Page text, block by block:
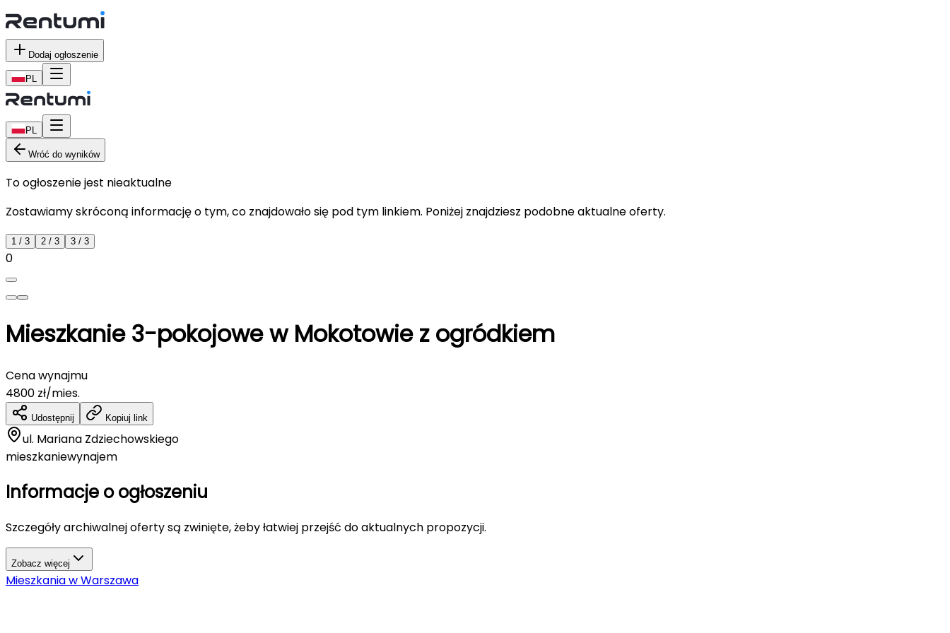
Dodaj ogłoszenie
PL
PL
Wróć do wyników
To ogłoszenie jest nieaktualne
Zostawiamy skróconą informację o tym, co znajdowało się pod tym linkiem. Poniżej znajdziesz podobne aktualne oferty.
1 / 3 2 / 3 3 / 3
0
Mieszkanie 3-pokojowe w Mokotowie z ogródkiem
Cena wynajmu
4800 zł/mies.
Udostępnij Kopiuj link
ul. Mariana Zdziechowskiego
mieszkaniewynajem
Informacje o ogłoszeniu
Szczegóły archiwalnej oferty są zwinięte, żeby łatwiej przejść do aktualnych propozycji.
Zobacz więcej
MieszkaniawWarszawa